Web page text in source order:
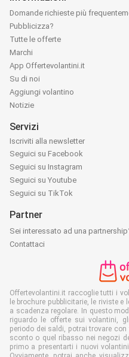
Domande richieste più
Pubblicizza?
Tutte le offerte
Marchi
App Offertevolantini.it
Su di noi
Aggiungi volantino
Notizie
Servizi
Iscriviti alla newsletter
Seguici su Facebook
Seguici su Instagram
Seguici su Youtube
Seguici su TikTok
Partner
Sei interessato ad una
Contattaci
Offertevolantini.it raccoglie tutti i
le brochure pubblicitarie, le riviste
a scadenza regolare. In questo
riguardo le offerte sui volantini,
periodo dei saldi, potrai trovare
sconto o quel ribasso nei negozi
primo a presentarti i nuovi